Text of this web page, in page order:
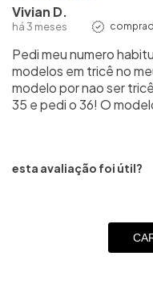
Vivian D.
há 3 meses
Pedi meu numero
modelos em tricê no
modelo por nao ser
35 e pedi o 36! O
esta avaliação foi útil?